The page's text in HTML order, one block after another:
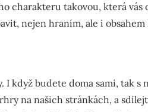
charakteru takovou, která vás
nejen hraním, ale i obsahem
I když budete doma sami, tak s
na našich stránkách, a